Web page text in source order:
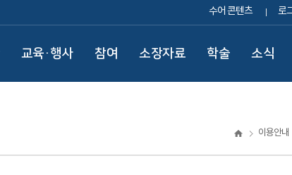
수어 콘텐츠 로
교육·행사 참여 소장자료 학술 소식
이용안내